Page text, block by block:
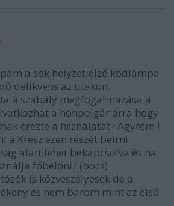
a sok helyzetjelző ködlámpa
delikvens az utakon.
a szabály megfogalmazása a
a honpolgár arra hogy
érezte a hsználatát ! Agyrém !
a Kresz ezen részét beírni
alatt lehet bekapcsolva és ha
főbelőni ! (bocs)
is közveszélyesek de a
és nem barom mint az első